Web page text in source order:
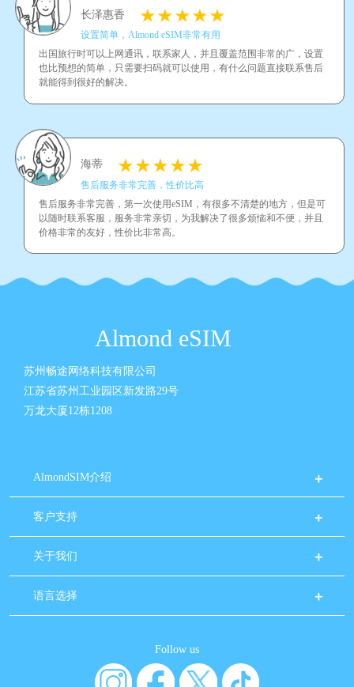
长泽惠香
设置简单，Almond eSIM非常有用
出国旅行时可以上网通讯，联系家人，并且覆盖范围非常的广，设置
也比预想的简单，只需要扫码就可以使用，有什么问题直接联系售后
就能得到很好的解决。
海蒂
售后服务非常完善，性价比高
售后服务非常完善，第一次使用eSIM，有很多不清楚的地方，但是可
以随时联系客服，服务非常亲切，为我解决了很多烦恼和不便，并且
价格非常的友好，性价比非常高。
Almond eSIM
苏州畅途网络科技有限公司
江苏省苏州工业园区新发路29号
万龙大厦12栋1208
AlmondSIM介绍
客户支持
关于我们
语言选择
Follow us